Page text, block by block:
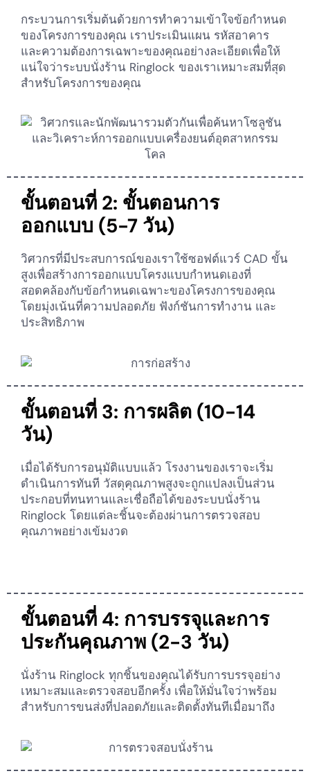
กระบวนการเริ่มต้นด้วยการทำความเข้าใจข้อกำหนด
ของโครงการของคุณ เราประเมินแผน รหัสอาคาร
และความต้องการเฉพาะของคุณอย่างละเอียดเพื่อให้
แน่ใจว่าระบบนั่งร้าน Ringlock ของเราเหมาะสมที่สุด
สำหรับโครงการของคุณ
ขั้นตอนที่ 2: ขั้นตอนการ
ออกแบบ (5-7 วัน)
วิศวกรที่มีประสบการณ์ของเราใช้ซอฟต์แวร์ CAD ขั้น
สูงเพื่อสร้างการออกแบบโครงแบบกำหนดเองที่
สอดคล้องกับข้อกำหนดเฉพาะของโครงการของคุณ
โดยมุ่งเน้นที่ความปลอดภัย ฟังก์ชันการทำงาน และ
ประสิทธิภาพ
ขั้นตอนที่ 3: การผลิต (10-14
วัน)
เมื่อได้รับการอนุมัติแบบแล้ว โรงงานของเราจะเริ่ม
ดำเนินการทันที วัสดุคุณภาพสูงจะถูกแปลงเป็นส่วน
ประกอบที่ทนทานและเชื่อถือได้ของระบบนั่งร้าน
Ringlock โดยแต่ละชิ้นจะต้องผ่านการตรวจสอบ
คุณภาพอย่างเข้มงวด
ขั้นตอนที่ 4: การบรรจุและการ
ประกันคุณภาพ (2-3 วัน)
นั่งร้าน Ringlock ทุกชิ้นของคุณได้รับการบรรจุอย่าง
เหมาะสมและตรวจสอบอีกครั้ง เพื่อให้มั่นใจว่าพร้อม
สำหรับการขนส่งที่ปลอดภัยและติดตั้งทันทีเมื่อมาถึง
PT
EL